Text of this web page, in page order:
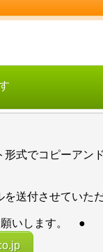
式でコピーアン
送付させていただ
いします。 ●